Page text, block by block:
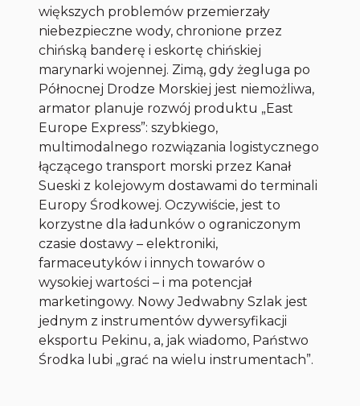
większych problemów przemierzały
niebezpieczne wody, chronione przez
chińską banderę i eskortę chińskiej
marynarki wojennej. Zimą, gdy żegluga po
Północnej Drodze Morskiej jest niemożliwa,
armator planuje rozwój produktu „East
Europe Express”: szybkiego,
multimodalnego rozwiązania logistycznego
łączącego transport morski przez Kanał
Sueski z kolejowym dostawami do terminali
Europy Środkowej. Oczywiście, jest to
korzystne dla ładunków o ograniczonym
czasie dostawy – elektroniki,
farmaceutyków i innych towarów o
wysokiej wartości – i ma potencjał
marketingowy. Nowy Jedwabny Szlak jest
jednym z instrumentów dywersyfikacji
eksportu Pekinu, a, jak wiadomo, Państwo
Środka lubi „grać na wielu instrumentach”.